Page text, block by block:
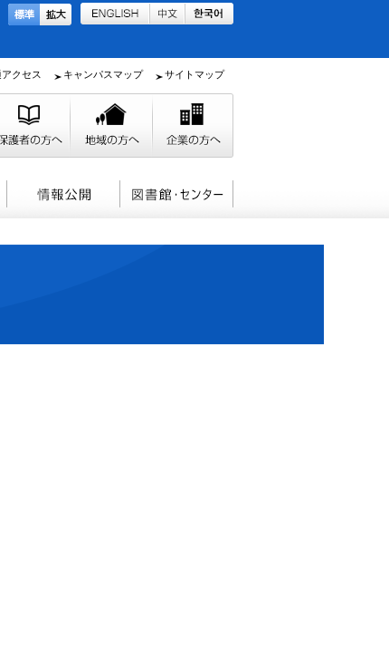
クセス キャンパスマップ サイトマップ